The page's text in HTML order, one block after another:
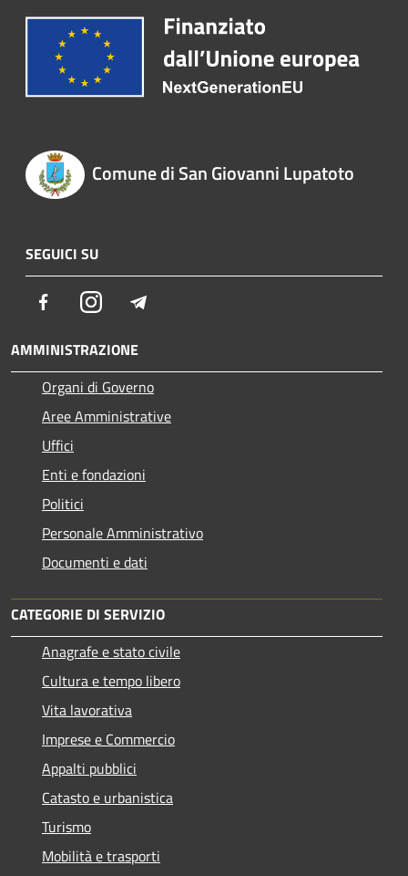
Comune di San Giovanni Lupatoto
SEGUICI SU
FacebookInstagram
AMMINISTRAZIONE
Organi di Governo
Aree Amministrative
Uffici
Enti e fondazioni
Politici
Personale Amministrativo
Documenti e dati
CATEGORIE DI SERVIZIO
Anagrafe e stato civile
Cultura e tempo libero
Vita lavorativa
Imprese e Commercio
Appalti pubblici
Catasto e urbanistica
Turismo
Mobilità e trasporti